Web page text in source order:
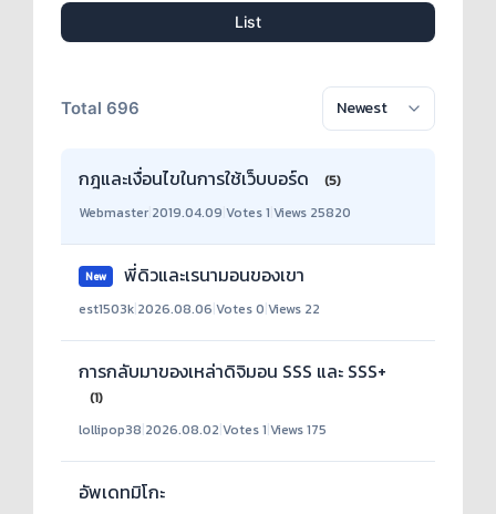
List
Total 696
กฎและเงื่อนไขในการใช้เว็บบอร์ด
(5)
Webmaster 2019.04.09 Votes 1 Views 25820
New พี่ดิวและเรนามอนของเขา
est1503k|2026.08.06|Votes 0|Views 22
การกลับมาของเหล่าดิจิมอน SSS และ SSS+
(1)
lollipop38|2026.08.02|Votes 1|Views 175
อัพเดทมิโกะ